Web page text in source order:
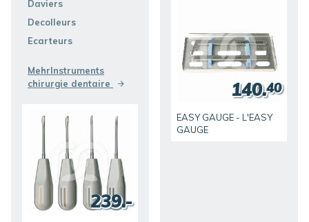
Daviers
Decolleurs
Ecarteurs
MehrInstruments
chirurgie dentaire
239.-
EASY GAUGE - L'EASY
GAUGE
140.40